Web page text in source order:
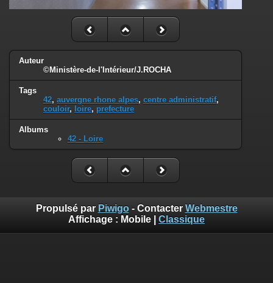
Auteur
©Ministère-de-l'Intérieur/J.ROCHA
Tags
42, auvergne rhone alpes, centre administratif,
couloir, loire, prefecture
Albums
42 - Loire
Propulsé par Piwigo- Contacter Webmestre
Affichage : Mobile Classique